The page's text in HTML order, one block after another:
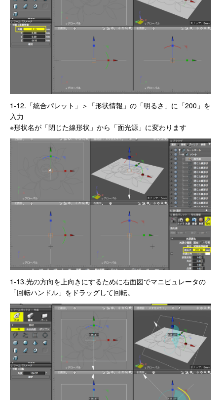
1-12.「統合パレット」＞「形状情報」の「明るさ」に「200」を
入力
※形状名が「閉じた線形状」から「面光源」に変わります
1-13.光の方向を上向きにするために右面図でマニピュレータの
「回転ハンドル」をドラッグして回転。